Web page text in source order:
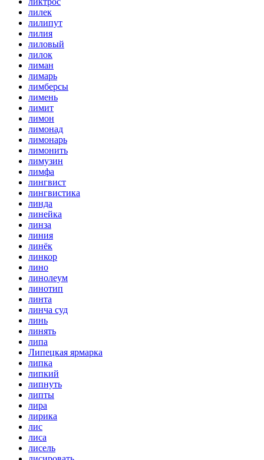
лилек
лилипут
лилия
лиловый
лилок
лиман
лимарь
лимберсы
лимень
лимит
лимон
лимонад
лимонарь
лимонить
лимузин
лимфа
лингвист
лингвистика
линда
линейка
линза
линия
линёк
линкор
лино
линолеум
линотип
линта
линча суд
линь
линять
липа
Липецкая ярмарка
липка
липкий
липнуть
липты
лира
лирика
лис
лиса
лисель